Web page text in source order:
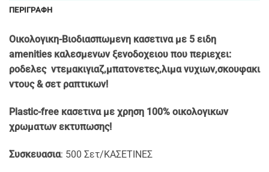
ΠΕΡΙΓΡΑΦΉ
Οικολογικη-Βιοδιασπωμενη κασετινα με 5 ειδη
amenities καλεσμενων ξενοδοχειου που περιεχει:
ροδελες ντεμακιγιαζ,μπατονετες,λιμα νυχιων,σκουφακι
ντους & σετ ραπτικων!
Plastic-free κασετινα με χρηση 100% οικολογικων
χρωματων εκτυπωσης!
Συσκευασια: 500 Σετ/ΚΑΣΕΤΙΝΕΣ